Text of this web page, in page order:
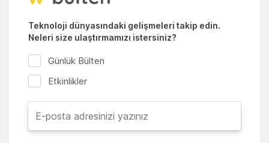
Teknoloji dünyasındaki gelişmeleri takip edin.
Neleri size ulaştırmamızı istersiniz?
Günlük Bülten
Etkinlikler